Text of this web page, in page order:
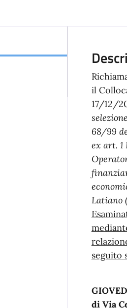
il
17/12/
68/99
ex art.
Latiano
seguito
di Via